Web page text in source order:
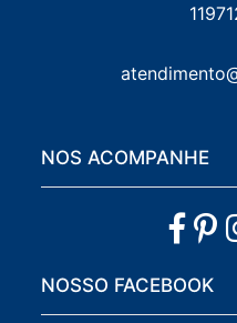
NOS ACOMPANHE
NOSSO FACEBOOK